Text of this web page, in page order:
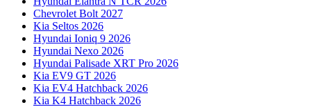
Chevrolet Bolt 2027
Kia Seltos 2026
Hyundai Ioniq 9 2026
Hyundai Nexo 2026
Hyundai Palisade XRT Pro 2026
Kia EV9 GT 2026
Kia EV4 Hatchback 2026
Kia K4 Hatchback 2026